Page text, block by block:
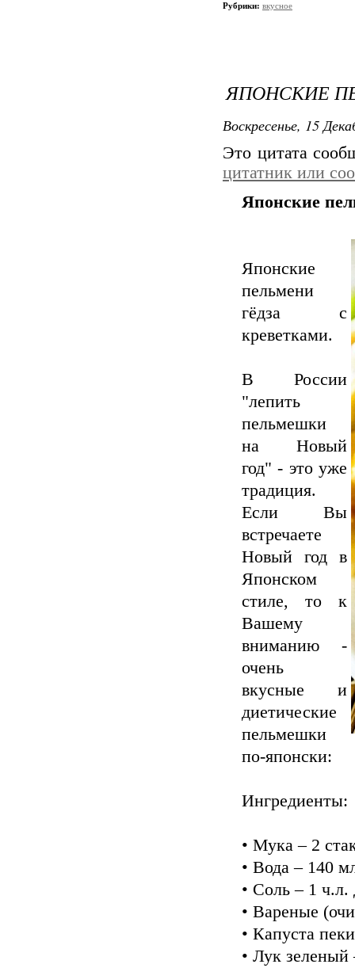
Рубрики: вкусное
ЯПОНСКИЕ
Воскресенье, 15
Это цитата
цитатник или
Японские
Японские
пельмени
гёдза с
креветками.
В России
"лепить
пельмешки
на Новый
год" - это уже
традиция.
Если Вы
встречаете
Новый год в
Японском
стиле, то к
Вашему
вниманию -
очень
вкусные и
диетические
пельмешки
по-японски:
Ингредиенты:
• Мука – 2
• Вода – 140
• Соль – 1
• Вареные
• Капуста
• Лук зеленый